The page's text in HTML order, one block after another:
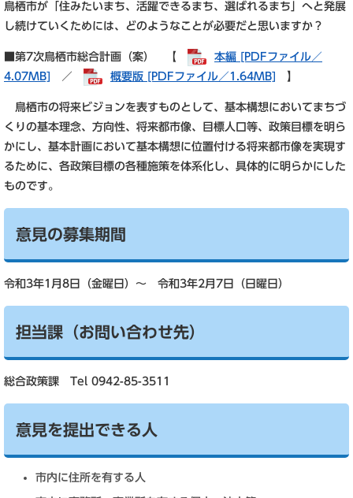
鳥栖市が「住みたいまち、活躍できるまち、選ばれるまち」へと発展
し続けていくためには、どのようなことが必要だと思いますか？
■第7次鳥栖市総合計画（案） 【
本編 [PDFファイル／
4.07MB]
／ 概要版 [PDFファイル／1.64MB] 】
鳥栖市の将来ビジョンを表すものとして、基本構想においてまちづ
くりの基本理念、方向性、将来都市像、目標人口等、政策目標を明ら
かにし、基本計画において基本構想に位置付ける将来都市像を実現す
るために、各政策目標の各種施策を体系化し、具体的に明らかにした
ものです。
意見の募集期間
令和3年1月8日（金曜日）～ 令和3年2月7日（日曜日）
担当課（お問い合わせ先）
総合政策課 Tel 0942-85-3511
意見を提出できる人
市内に住所を有する人